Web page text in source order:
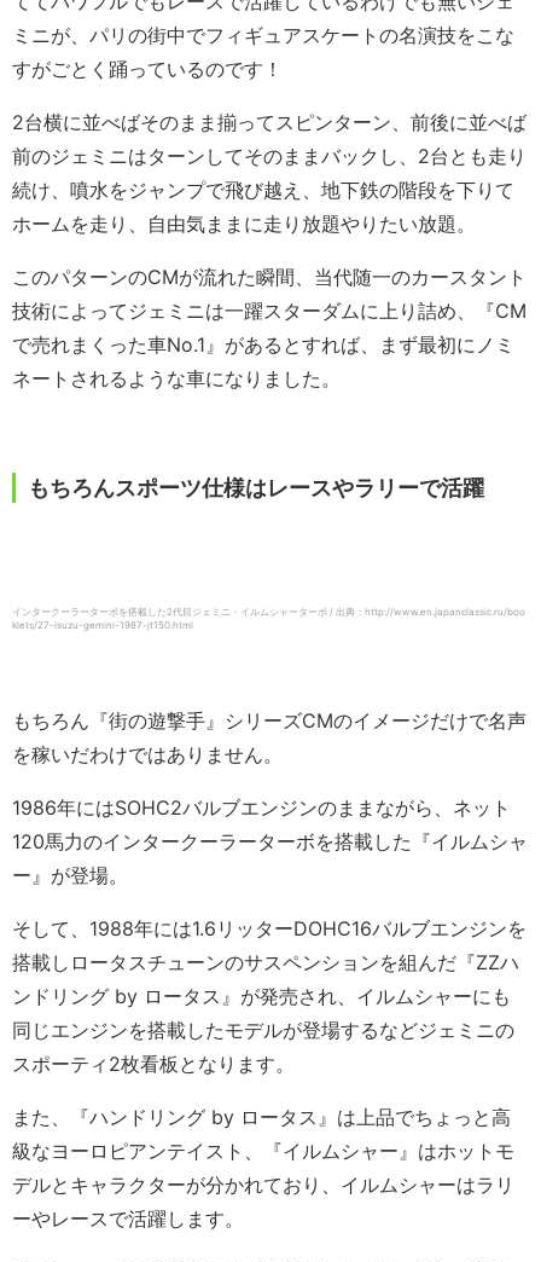
ミニが、パリの街中でフィギュアスケートの名演技をこな
すがごとく踊っているのです！
2台横に並べばそのまま揃ってスピンターン、前後に並べば
前のジェミニはターンしてそのままバックし、2台とも走り
続け、噴水をジャンプで飛び越え、地下鉄の階段を下りて
ホームを走り、自由気ままに走り放題やりたい放題。
このパターンのCMが流れた瞬間、当代随一のカースタント
技術によってジェミニは一躍スターダムに上り詰め、『CM
で売れまくった車No.1』があるとすれば、まず最初にノミ
ネートされるような車になりました。
もちろんスポーツ仕様はレースやラリーで活躍
インタークーラーターボを搭載した2代目ジェミニ・イルムシャーターボ / 出典：http://www.en.japanclassic.ru/boo
klets/27-isuzu-gemini-1987-jt150.html
もちろん『街の遊撃手』シリーズCMのイメージだけで名声
を稼いだわけではありません。
1986年にはSOHC2バルブエンジンのままながら、ネット
120馬力のインタークーラーターボを搭載した『イルムシャ
ー』が登場。
そして、1988年には1.6リッターDOHC16バルブエンジンを
搭載しロータスチューンのサスペンションを組んだ『ZZハ
ンドリング by ロータス』が発売され、イルムシャーにも
同じエンジンを搭載したモデルが登場するなどジェミニの
スポーティ2枚看板となります。
また、『ハンドリング by ロータス』は上品でちょっと高
級なヨーロピアンテイスト、『イルムシャー』はホットモ
デルとキャラクターが分かれており、イルムシャーはラリ
ーやレースで活躍します。